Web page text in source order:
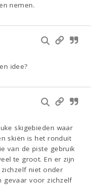
nemen.
idee?
skigebieden waar
skiën is het ronduit
van de piste gebruik
te groot. En er zijn
niet onder
gevaar voor zichzelf